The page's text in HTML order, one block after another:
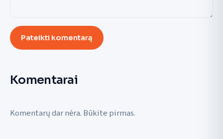
Pateikti komentarą
Komentarai
Komentarų dar nėra. Būkite pirmas.